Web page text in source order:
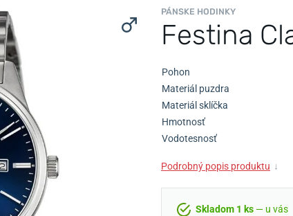
PÁNSKE HODINKY
Festina
Pohon
Materiál puzdra
Materiál sklíčka
Hmotnosť
Vodotesnosť
Podrobný popis produktu ↓
Skladom 1 ks — u vás